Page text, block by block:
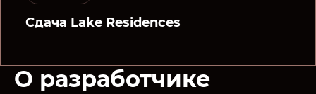
Сдача Lake Residences
О разработчике